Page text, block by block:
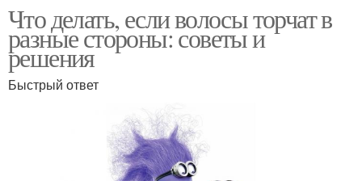
Что делать, если волосы торчат в
разные стороны: советы и
решения
Быстрый ответ